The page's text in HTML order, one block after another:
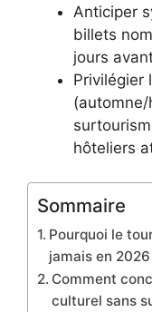
Anticiper
billets
jours
Privilégier
hôteliers
Sommaire
Pourquoi le
jamais en 2026
Comment
culturel sans